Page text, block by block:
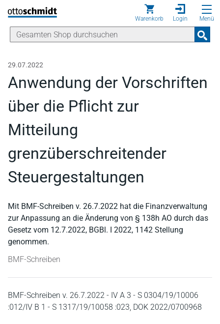
Direkt zum Inhalt
Warenkorb Login Menü
29.07.2022
Anwendung der Vorschriften
über die Pflicht zur
Mitteilung
grenzüberschreitender
Steuergestaltungen
Mit BMF-Schreiben v. 26.7.2022 hat die Finanzverwaltung
zur Anpassung an die Änderung von § 138h AO durch das
Gesetz vom 12.7.2022, BGBl. I 2022, 1142 Stellung
genommen.
BMF-Schreiben
BMF-Schreiben v. 26.7.2022 - IV A 3 - S 0304/19/10006
:012/IV B 1 - S 1317/19/10058 :023, DOK 2022/0700968